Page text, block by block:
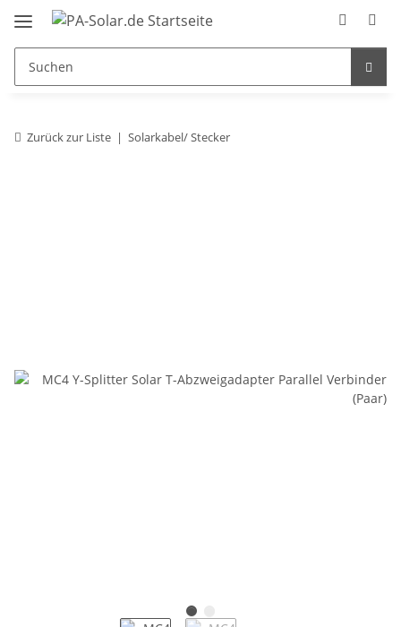
Zurück zur Liste Solarkabel/ Stecker